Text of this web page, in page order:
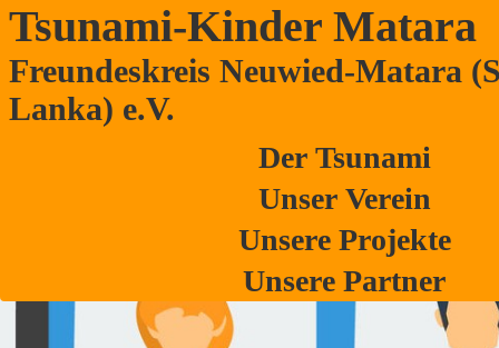
Tsunami-Kinder Matara
Freundeskreis Neuwied-Matara
Lanka) e.V.
Der Tsunami
Unser Verein
Unsere Projekte
Unsere Partner
Images tagged "online"